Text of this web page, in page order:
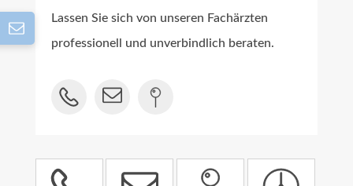
Lassen Sie sich von unseren Fachärzten
professionell und unverbindlich beraten.